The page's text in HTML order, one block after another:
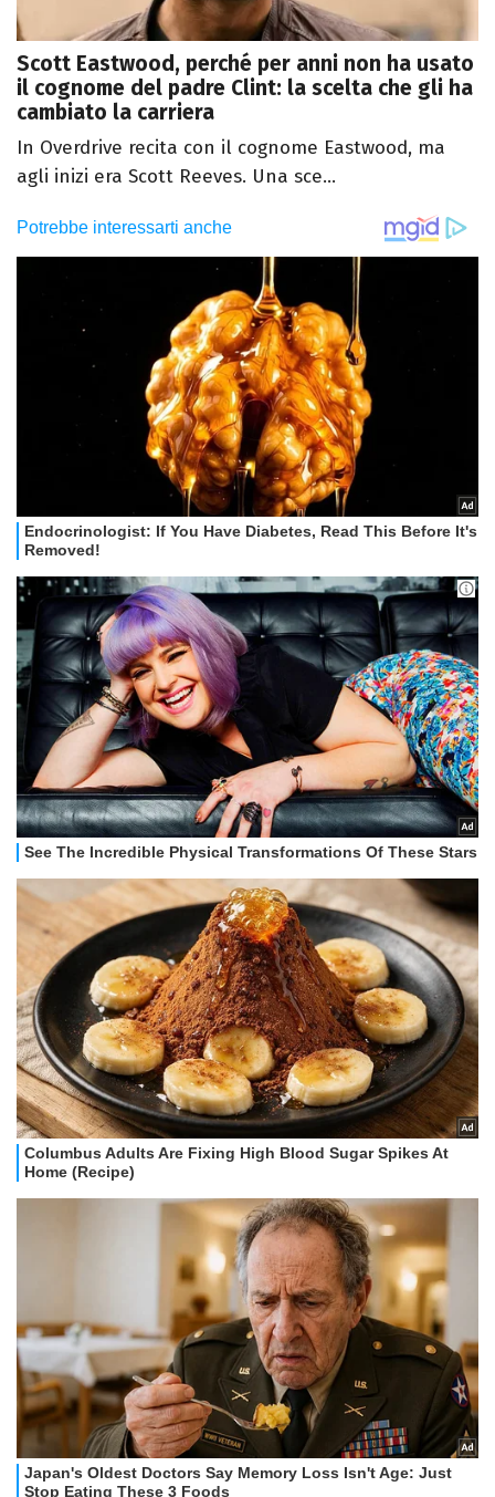
Scott Eastwood, perché per anni non ha usato
il cognome del padre Clint: la scelta che gli ha
cambiato la carriera
In Overdrive recita con il cognome Eastwood, ma
agli inizi era Scott Reeves. Una sce...